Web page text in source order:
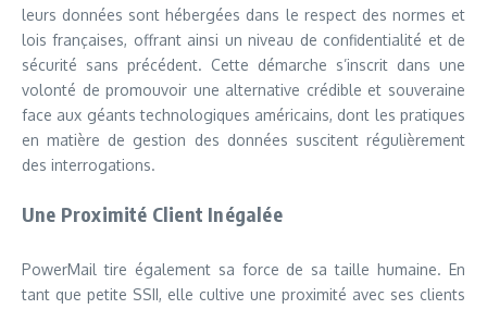
leurs données sont hébergées dans le respect des normes et
lois françaises, offrant ainsi un niveau de confidentialité et de
sécurité sans précédent. Cette démarche s’inscrit dans une
volonté de promouvoir une alternative crédible et souveraine
face aux géants technologiques américains, dont les pratiques
en matière de gestion des données suscitent régulièrement
des interrogations.
Une Proximité Client Inégalée
PowerMail tire également sa force de sa taille humaine. En
tant que petite SSII, elle cultive une proximité avec ses clients